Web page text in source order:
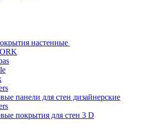
настенные
панели для стен дизайнерские
покрытия для стен 3 D